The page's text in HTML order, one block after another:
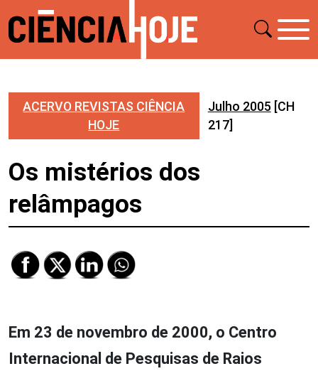
ACERVO REVISTAS CIÊNCIA
HOJE
Julho 2005 [CH
217]
Os mistérios dos
relâmpagos
Em 23 de novembro de 2000, o Centro
Internacional de Pesquisas de Raios